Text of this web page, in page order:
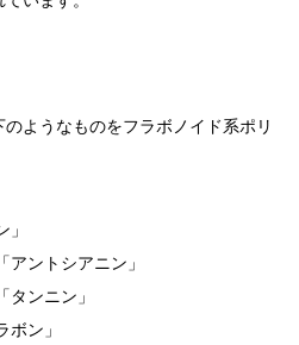
ようなものをフラボノイド系ポリ
ントシアニン」
ンニン」
ン」